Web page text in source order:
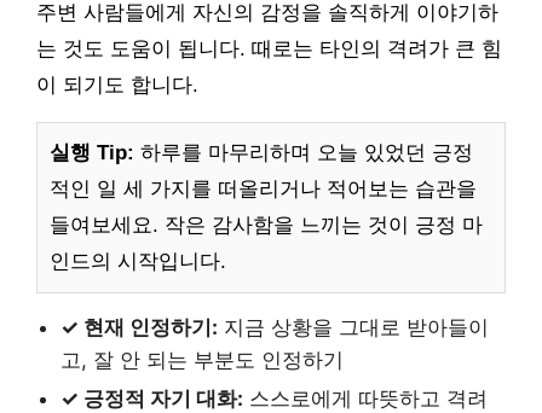
주변 사람들에게 자신의 감정을 솔직하게 이야기하
는 것도 도움이 됩니다. 때로는 타인의 격려가 큰 힘
이 되기도 합니다.
실행 Tip: 하루를 마무리하며 오늘 있었던 긍정
적인 일 세 가지를 떠올리거나 적어보는 습관을
들여보세요. 작은 감사함을 느끼는 것이 긍정 마
인드의 시작입니다.
✓ 현재 인정하기: 지금 상황을 그대로 받아들이
고, 잘 안 되는 부분도 인정하기
✓ 긍정적 자기 대화: 스스로에게 따뜻하고 격려